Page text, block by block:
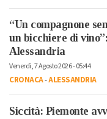
“Un compagnone
un bicchiere di
Alessandria
Venerdì, 7 Agosto 2026 - 05:44
CRONACA-ALESSANDRIA
Siccità: Piemonte